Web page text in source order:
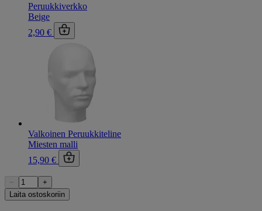
Peruukkiverkko
Beige
2,90 €
Valkoinen Peruukkiteline
Miesten malli
15,90 €
−
+
Laita ostoskoriin